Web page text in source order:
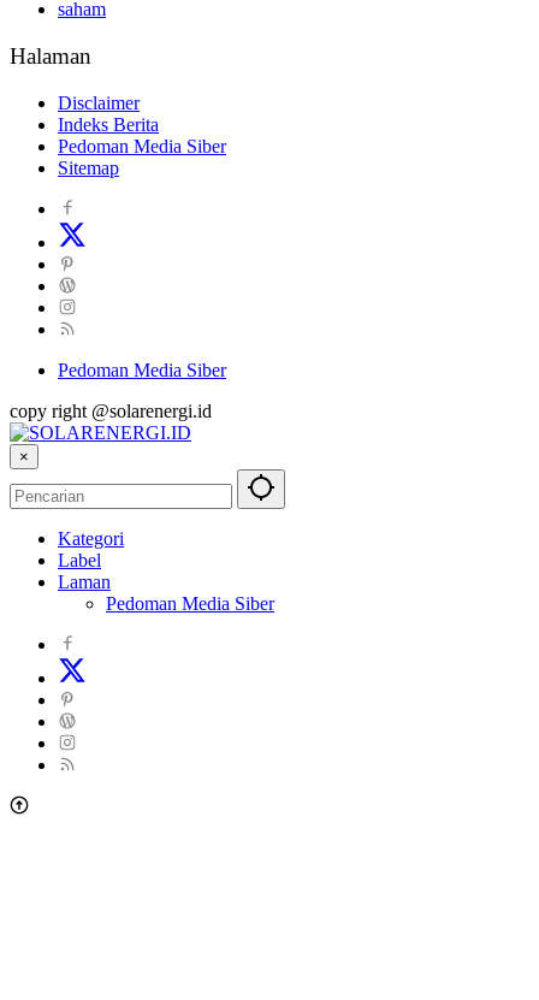
saham
Halaman
Disclaimer
Indeks Berita
Pedoman Media Siber
Sitemap
Pedoman Media Siber
copy right @solarenergi.id
×
Kategori
Label
Laman
Pedoman Media Siber